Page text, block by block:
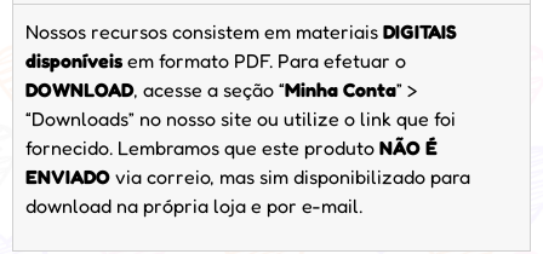
Nossos recursos consistem em materiais DIGITAIS
disponíveis em formato PDF. Para efetuar o
DOWNLOAD, acesse a seção “Minha Conta” >
“Downloads” no nosso site ou utilize o link que foi
fornecido. Lembramos que este produto NÃO É
ENVIADO via correio, mas sim disponibilizado para
download na própria loja e por e-mail.